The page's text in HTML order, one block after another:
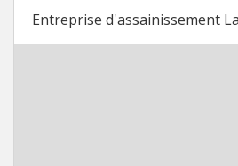
Entreprise d'assainissement